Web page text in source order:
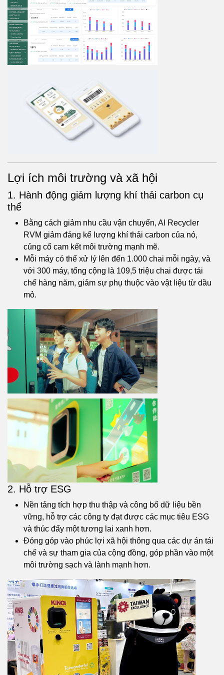
Lợi ích môi trường và xã hội
1. Hành động giảm lượng khí thải carbon cụ
thể
Bằng cách giảm nhu cầu vận chuyển, AI Recycler
RVM giảm đáng kể lượng khí thải carbon của nó,
củng cố cam kết môi trường mạnh mẽ.
Mỗi máy có thể xử lý lên đến 1.000 chai mỗi ngày, và
với 300 máy, tổng cộng là 109,5 triệu chai được tái
chế hàng năm, giảm sự phụ thuộc vào vật liệu từ dầu
mỏ.
2. Hỗ trợ ESG
Nền tảng tích hợp thu thập và công bố dữ liệu bền
vững, hỗ trợ các công ty đạt được các mục tiêu ESG
và thúc đẩy một tương lai xanh hơn.
Đóng góp vào phúc lợi xã hội thông qua các dự án tái
chế và sự tham gia của cộng đồng, góp phần vào một
môi trường sạch và lành mạnh hơn.